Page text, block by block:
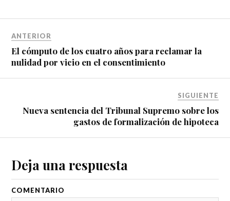
ANTERIOR
El cómputo de los cuatro años para reclamar la
nulidad por vicio en el consentimiento
SIGUIENTE
Nueva sentencia del Tribunal Supremo sobre los
gastos de formalización de hipoteca
Deja una respuesta
COMENTARIO